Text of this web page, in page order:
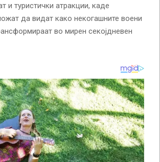
и туристички атракции, каде
да видат како некогашните воени
во мирен секојдневен